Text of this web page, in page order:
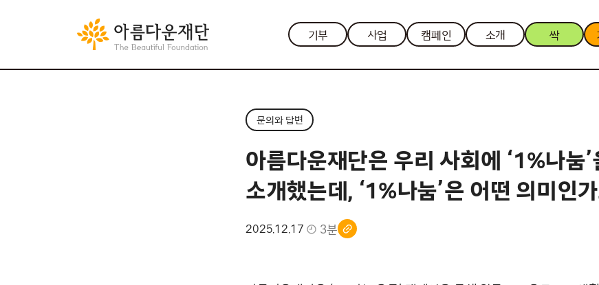
기부 사업 캠페인 소개 싹
문의와 답변
아름다운재단은 우리 사회에 ‘1%나눔’
소개했는데, ‘1%나눔’은 어떤 의미인
2025.12.17 3분